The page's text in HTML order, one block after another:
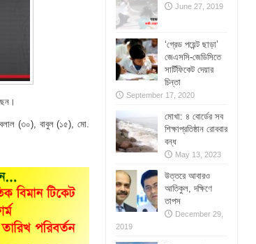
(৩০), বাবুল (১৫), মো.
June 27, 2019
‘গ্রেড পয়েন্ট ছাড়া’
জেএসসি-জেডিসিতে
সার্টিফিকেট দেয়ার
চিন্তা
September 17, 2020
মোখা: ৪ বোর্ডের সব
শিক্ষাপ্রতিষ্ঠান রোববার
বন্ধ
May 13, 2023
উত্তরে আবারও
আতিকুল, দক্ষিণে
তাপস
December 29,
2019